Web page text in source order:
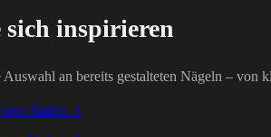
sich inspirieren
an bereits gestalteten Nägeln – von